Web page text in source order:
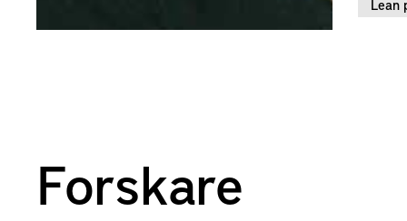
Lean
Forskare